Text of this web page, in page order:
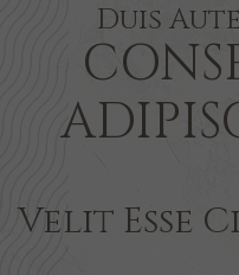
Duis
Velit Esse